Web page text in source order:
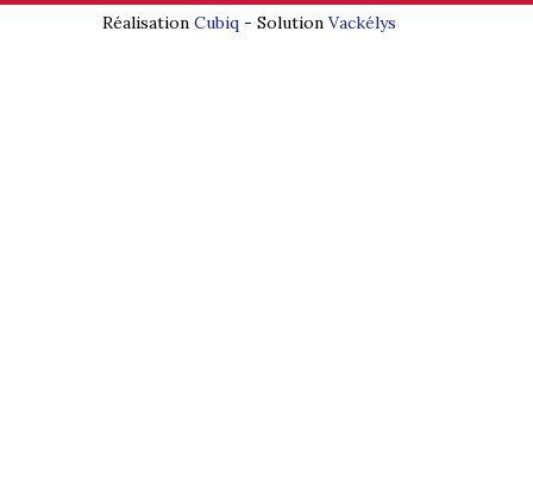
Réalisation Cubiq- Solution Vackélys